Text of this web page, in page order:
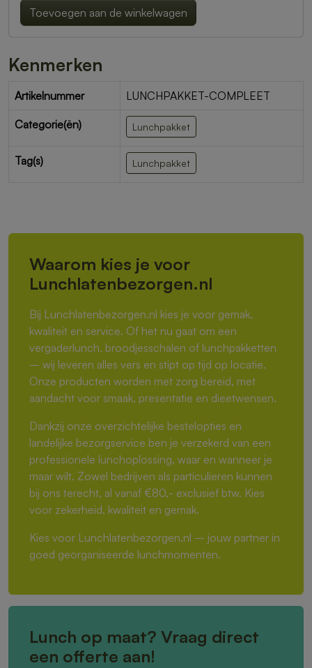
Toevoegen aan de winkelwagen
Kenmerken
Artikelnummer LUNCHPAKKET-COMPLEET
Categorie(ën) Lunchpakket
Tag(s) Lunchpakket
Waarom kies je voor
Lunchlatenbezorgen.nl
Bij Lunchlatenbezorgen.nl kies je voor gemak,
kwaliteit en service. Of het nu gaat om een
vergaderlunch, broodjesschalen of lunchpakketten
– wij leveren alles vers en stipt op tijd op locatie.
Onze producten worden met zorg bereid, met
aandacht voor smaak, presentatie en dieetwensen.
Dankzij onze overzichtelijke bestelopties en
landelijke bezorgservice ben je verzekerd van een
professionele lunchoplossing, waar en wanneer je
maar wilt. Zowel bedrijven als particulieren kunnen
bij ons terecht, al vanaf €80,- exclusief btw. Kies
voor zekerheid, kwaliteit en gemak.
Kies voor Lunchlatenbezorgen.nl – jouw partner in
goed georganiseerde lunchmomenten.
Lunch op maat? Vraag direct
een offerte aan!